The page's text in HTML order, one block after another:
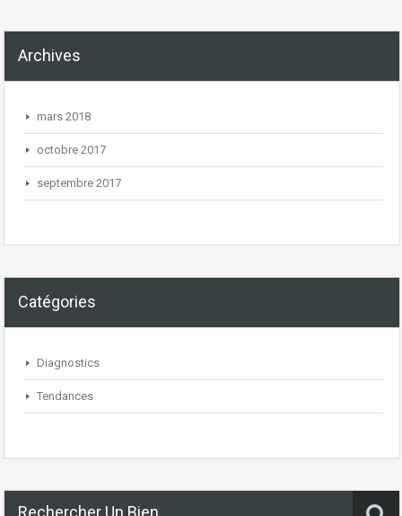
Archives
mars 2018
octobre 2017
septembre 2017
Catégories
Diagnostics
Tendances
Rechercher Un Bien